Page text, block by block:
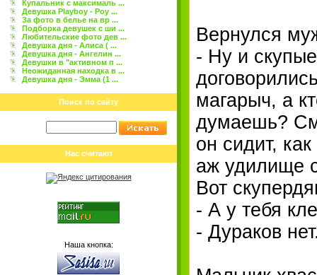
Купальник с максималь ...
Девушка Playboy - Роу ...
За фото в белье на вр ...
Подборка девушек с ши ...
Любительские фото дев ...
Девушка дня - Алиса ( ...
Девушка дня - Ангелин ...
Девушки в "активном п ...
Неожиданная находка в ...
Девушка дня - Эмма (1 ...
Поиск по сайту
Нас считают
Наша кнопка:
Вернулся
- Ну и
магарыч, а
думаешь?
он сидит,
аж удилище
Вот
- А у тебя
- Дураков